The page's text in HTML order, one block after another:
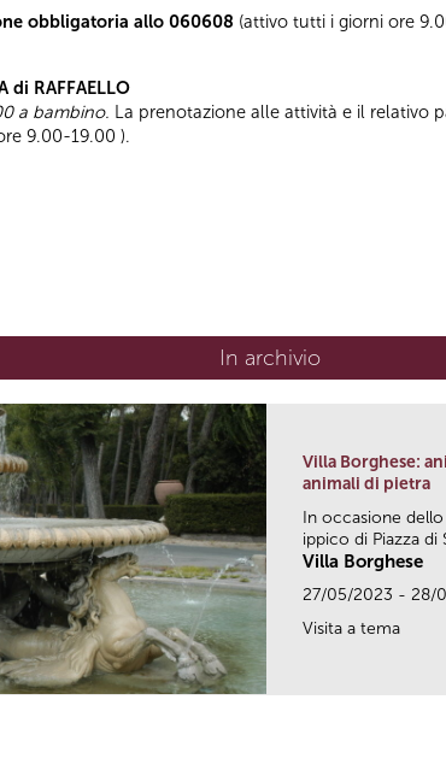
obbligatoria allo 060608 (attivo tutti i giorni ore
di RAFFAELLO
a bambino. La prenotazione alle attività e il relativo
9.00-19.00 ).
In archivio
Villa Borghese:
animali di pietra
In occasione
ippico di Piazza di
Villa Borghese
27/05/2023 - 28/
Visita a tema